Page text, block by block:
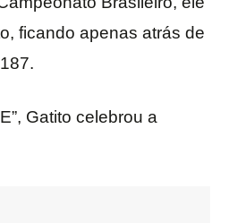
ficando apenas atrás de
Gatito celebrou a